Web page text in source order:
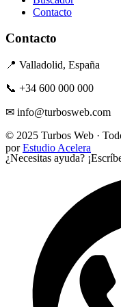
Contacto
Contacto
📍 Valladolid, España
📞 +34 600 000 000
✉ info@turbosweb.com
© 2025 Turbos Web ·
porEstudio Acelera
¿Necesitas ayuda?